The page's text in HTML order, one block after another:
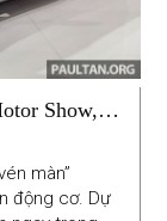
Show,
màn”
động cơ. Dự